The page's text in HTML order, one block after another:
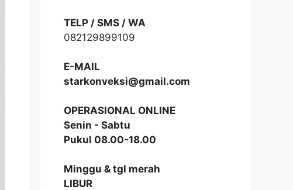
TELP / SMS / WA
082129899109
E-MAIL
starkonveksi@gmail.com
OPERASIONAL ONLINE
Senin - Sabtu
Pukul 08.00-18.00
Minggu & tgl merah
LIBUR